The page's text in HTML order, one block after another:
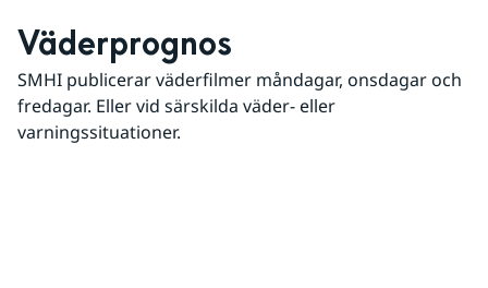
Väderprognos
SMHI publicerar väderfilmer måndagar, onsdagar och
fredagar. Eller vid särskilda väder- eller
varningssituationer.